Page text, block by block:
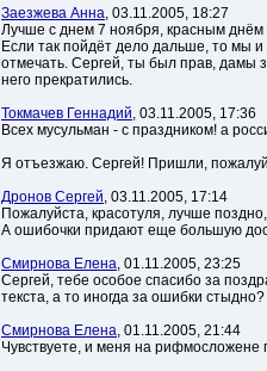
Заезжева Анна, 03.11.2005, 18:27
Лучше с днем 7 ноября, красным
Если так пойдёт дело дальше, то мы
отмечать. Сергей, ты был прав, дамы
него прекратились.
Токмачев Геннадий, 03.11.2005, 17:36
Всех мусульман - с праздником! а
Я отъезжаю. Сергей! Пришли,
Дронов Сергей, 03.11.2005, 17:14
Пожалуйста, красотуля, лучше
А ошибочки придают еще большую
Смирнова Елена, 01.11.2005, 23:25
Сергей, тебе особое спасибо за
текста, а то иногда за ошибки стыдно?
Смирнова Елена, 01.11.2005, 21:44
Чувствуете, и меня на рифмосложене